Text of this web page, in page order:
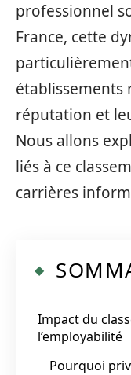
professionnel
France, cette
établissements
réputation et
Nous allons
liés à ce
carrières
Impact du
l’employabilité
Pourquoi